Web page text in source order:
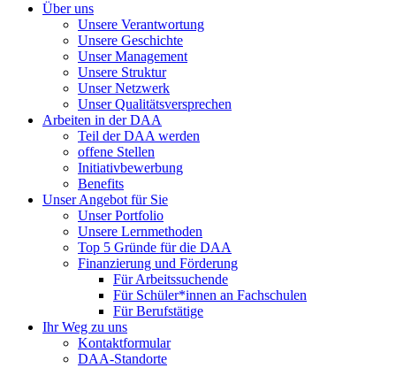
Über uns
Unsere Verantwortung
Unsere Geschichte
Unser Management
Unsere Struktur
Unser Netzwerk
Unser Qualitätsversprechen
Arbeiten in der DAA
Teil der DAA werden
offene Stellen
Initiativbewerbung
Benefits
Unser Angebot für Sie
Unser Portfolio
Unsere Lernmethoden
Top 5 Gründe für die DAA
Finanzierung und Förderung
Für Arbeitssuchende
Für Schüler*innen an Fachschulen
Für Berufstätige
Ihr Weg zu uns
Kontaktformular
DAA-Standorte